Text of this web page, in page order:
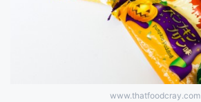
www.thatfoodcray.com